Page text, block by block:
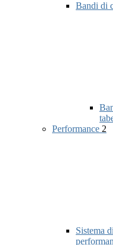
Bandi di
Performance 2
Sistema